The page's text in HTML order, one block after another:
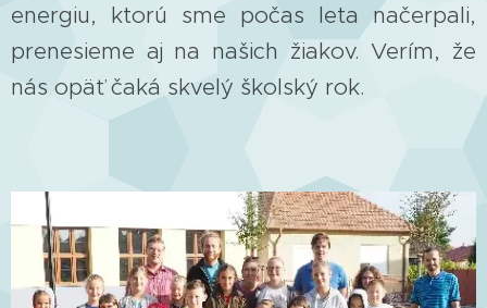
energiu, ktorú sme počas leta načerpali,
prenesieme aj na našich žiakov. Verím, že
nás opäť čaká skvelý školský rok.